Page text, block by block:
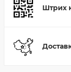
Штрих